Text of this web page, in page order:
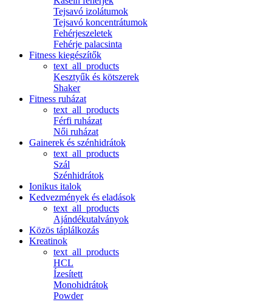
Tejsavó izolátumok
Tejsavó koncentrátumok
Fehérjeszeletek
Fehérje palacsinta
Fitness kiegészítők
text_all_products
Kesztyűk és kötszerek
Shaker
Fitness ruházat
text_all_products
Férfi ruházat
Női ruházat
Gainerek és szénhidrátok
text_all_products
Szál
Szénhidrátok
Ionikus italok
Kedvezmények és eladások
text_all_products
Ajándékutalványok
Közös táplálkozás
Kreatinok
text_all_products
HCL
Ízesített
Monohidrátok
Powder